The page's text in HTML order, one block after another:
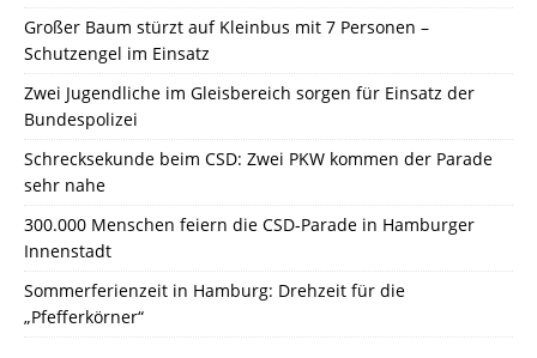
Großer Baum stürzt auf Kleinbus mit 7 Personen –
Schutzengel im Einsatz
Zwei Jugendliche im Gleisbereich sorgen für Einsatz der
Bundespolizei
Schrecksekunde beim CSD: Zwei PKW kommen der Parade
sehr nahe
300.000 Menschen feiern die CSD-Parade in Hamburger
Innenstadt
Sommerferienzeit in Hamburg: Drehzeit für die
„Pfefferkörner“